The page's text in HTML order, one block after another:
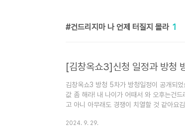
건드리지마 나 언제 터질지 몰라 1
[김창옥쇼3]신청 일정과 방청
김창옥쇼3 방청 5차가 방청일정이 공개되
값 좀 해라! 내 나이가 어때서 와 오후는건
고 아니 아무래도 경쟁이 치열할 것 같아요
습니다.- 김창옥쇼3 5차 신청기간 : 2024
2024. 9. 29.